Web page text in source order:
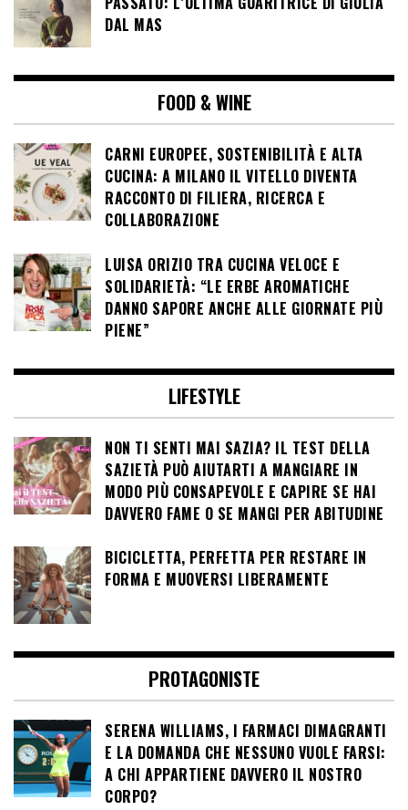
DAL MAS
FOOD & WINE
CARNI EUROPEE, SOSTENIBILITÀ E ALTA
CUCINA: A MILANO IL VITELLO DIVENTA
RACCONTO DI FILIERA, RICERCA E
COLLABORAZIONE
LUISA ORIZIO TRA CUCINA VELOCE E
SOLIDARIETÀ: “LE ERBE AROMATICHE
DANNO SAPORE ANCHE ALLE GIORNATE PIÙ
PIENE”
LIFESTYLE
NON TI SENTI MAI SAZIA? IL TEST DELLA
SAZIETÀ PUÒ AIUTARTI A MANGIARE IN
MODO PIÙ CONSAPEVOLE E CAPIRE SE HAI
DAVVERO FAME O SE MANGI PER ABITUDINE
BICICLETTA, PERFETTA PER RESTARE IN
FORMA E MUOVERSI LIBERAMENTE
PROTAGONISTE
SERENA WILLIAMS, I FARMACI DIMAGRANTI
E LA DOMANDA CHE NESSUNO VUOLE FARSI:
A CHI APPARTIENE DAVVERO IL NOSTRO
CORPO?